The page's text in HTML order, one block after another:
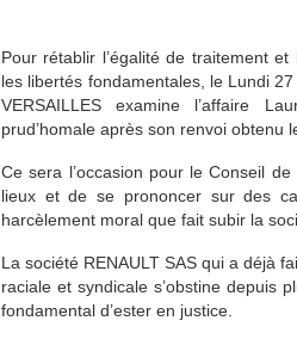
Pour rétablir l’égalité de traitement
les libertés fondamentales, le Lundi
VERSAILLES examine l’affaire
prud’homale après son renvoi obtenu
Ce sera l’occasion pour le Conseil
lieux et de se prononcer sur des
harcèlement moral que fait subir la
La société RENAULT SAS qui a déjà
raciale et syndicale s’obstine depuis
fondamental d’ester en justice.